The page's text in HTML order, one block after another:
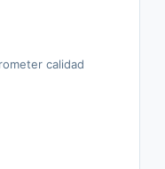
calidad